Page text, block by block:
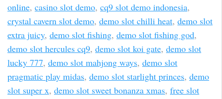
online, casino slot demo, cq9 slot demo indonesia,
crystal cavern slot demo, demo slot chilli heat, demo slot
extra juicy, demo slot fishing, demo slot fishing god,
demo slot hercules cq9, demo slot koi gate, demo slot
lucky 777, demo slot mahjong ways, demo slot
pragmatic play midas, demo slot starlight princes, demo
slot super x, demo slot sweet bonanza xmas, free slot